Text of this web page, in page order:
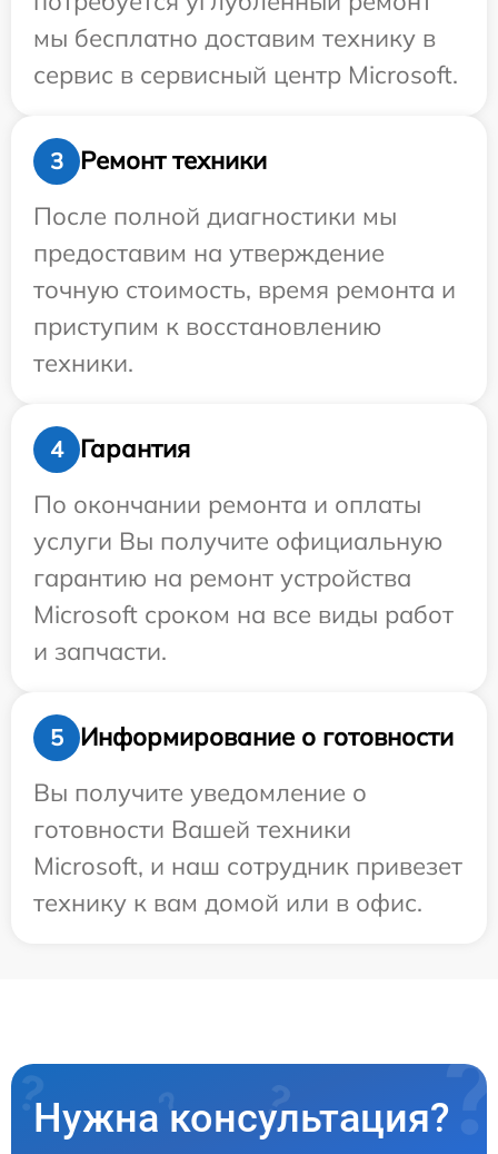
мы бесплатно доставим технику в
сервис в сервисный центр Microsoft.
3
Ремонт техники
После полной диагностики мы
предоставим на утверждение
точную стоимость, время ремонта и
приступим к восстановлению
техники.
4
Гарантия
По окончании ремонта и оплаты
услуги Вы получите официальную
гарантию на ремонт устройства
Microsoft сроком на все виды работ
и запчасти.
5
Информирование о готовности
Вы получите уведомление о
готовности Вашей техники
Microsoft, и наш сотрудник привезет
технику к вам домой или в офис.
Нужна консультация?